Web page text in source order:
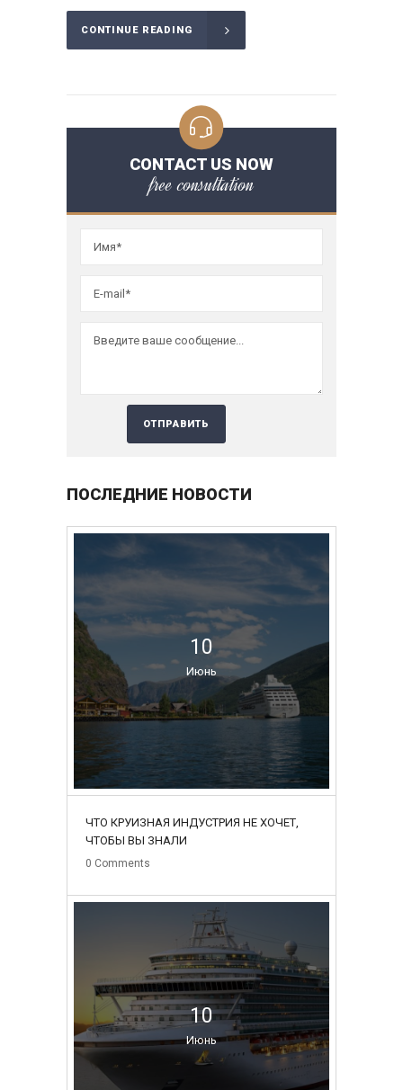
CONTINUE READING
CONTACT US NOW
free consultation
ПОСЛЕДНИЕ НОВОСТИ
10
Июнь
ЧТО КРУИЗНАЯ ИНДУСТРИЯ НЕ ХОЧЕТ,
ЧТОБЫ ВЫ ЗНАЛИ
0 Comments
10
Июнь